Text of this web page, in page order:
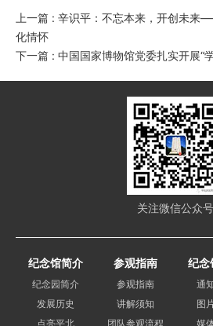
上一篇 : 辛识平：不忘本来，开创未来
化情怀
下一篇 : 中国国家博物馆党委扎实开展“
关注微信公众号
纪念馆简介
纪念园简介
发展历史
点亮平北
参观指南
参观指南
讲解须知
团队参观流程
纪念
通
图
媒